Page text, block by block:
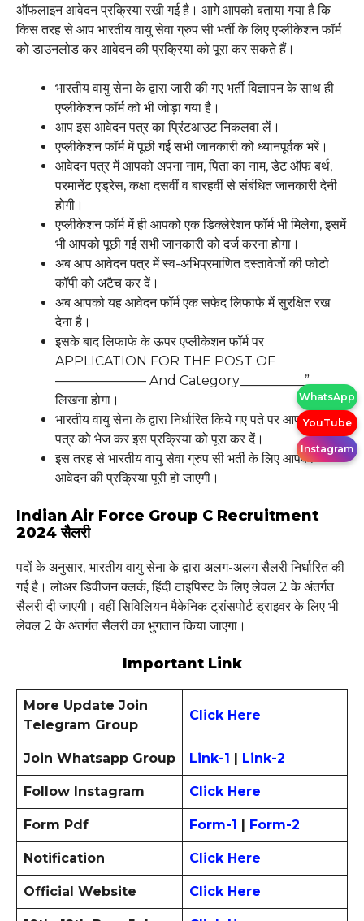
ऑफलाइन आवेदन प्रक्रिया रखी गई है। आगे आपको बताया गया है कि
किस तरह से आप भारतीय वायु सेवा ग्रुप सी भर्ती के लिए एप्लीकेशन फॉर्म
को डाउनलोड कर आवेदन की प्रक्रिया को पूरा कर सकते हैं।
भारतीय वायु सेना के द्वारा जारी की गए भर्ती विज्ञापन के साथ ही
एप्लीकेशन फॉर्म को भी जोड़ा गया है।
आप इस आवेदन पत्र का प्रिंटआउट निकलवा लें।
एप्लीकेशन फॉर्म में पूछी गई सभी जानकारी को ध्यानपूर्वक भरें।
आवेदन पत्र में आपको अपना नाम, पिता का नाम, डेट ऑफ बर्थ,
परमानेंट एड्रेस, कक्षा दसवीं व बारहवीं से संबंधित जानकारी देनी
होगी।
एप्लीकेशन फॉर्म में ही आपको एक डिक्लेरेशन फॉर्म भी मिलेगा, इसमें
भी आपको पूछी गई सभी जानकारी को दर्ज करना होगा।
अब आप आवेदन पत्र में स्व-अभिप्रमाणित दस्तावेजों की फोटो
कॉपी को अटैच कर दें।
अब आपको यह आवेदन फॉर्म एक सफेद लिफाफे में सुरक्षित रख
देना है।
इसके बाद लिफाफे के ऊपर एप्लीकेशन फॉर्म पर
APPLICATION FOR THE POST OF
——————— And Category__________”
लिखना होगा।
भारतीय वायु सेना के द्वारा निर्धारित किये गए पते पर आप आवेदन
पत्र को भेज कर इस प्रक्रिया को पूरा कर दें।
इस तरह से भारतीय वायु सेवा ग्रुप सी भर्ती के लिए आपकी
आवेदन की प्रक्रिया पूरी हो जाएगी।
Indian Air Force Group C Recruitment
2024 सैलरी
पदों के अनुसार, भारतीय वायु सेना के द्वारा अलग-अलग सैलरी निर्धारित की
गई है। लोअर डिवीजन क्लर्क, हिंदी टाइपिस्ट के लिए लेवल 2 के अंतर्गत
सैलरी दी जाएगी। वहीं सिविलियन मैकेनिक ट्रांसपोर्ट ड्राइवर के लिए भी
लेवल 2 के अंतर्गत सैलरी का भुगतान किया जाएगा।
Important Link
More Update Join
Telegram Group
Click Here
Join Whatsapp Group Link-1 Link-2
Follow Instagram Click Here
Form Pdf Form-1 Form-2
Notification Click Here
Official Website Click Here
WhatsApp
YouTube
Instagram